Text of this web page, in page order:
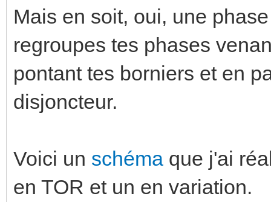
Mais en soit, oui, une
regroupes tes phases
pontant tes borniers et en
disjoncteur.
Voici un schéma que j'ai
en TOR et un en variation.